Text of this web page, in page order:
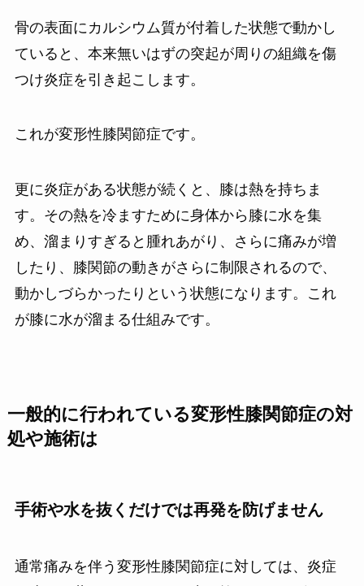
骨の表面にカルシウム質が付着した状態で動かし
ていると、本来無いはずの突起が周りの組織を傷
つけ炎症を引き起こします。
これが変形性膝関節症です。
更に炎症がある状態が続くと、膝は熱を持ちま
す。その熱を冷ますために身体から膝に水を集
め、溜まりすぎると腫れあがり、さらに痛みが増
したり、膝関節の動きがさらに制限されるので、
動かしづらかったりという状態になります。これ
が膝に水が溜まる仕組みです。
一般的に行われている変形性膝関節症の対
処や施術は
手術や水を抜くだけでは再発を防げません
通常痛みを伴う変形性膝関節症に対しては、炎症